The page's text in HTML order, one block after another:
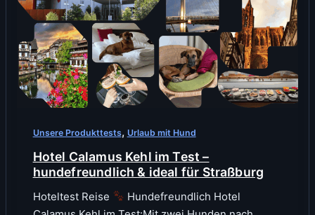
Unsere Produkttests, Urlaub mit Hund
Hotel Calamus Kehl im Test –
hundefreundlich & ideal für Straßburg
Hoteltest Reise
Hundefreundlich Hotel